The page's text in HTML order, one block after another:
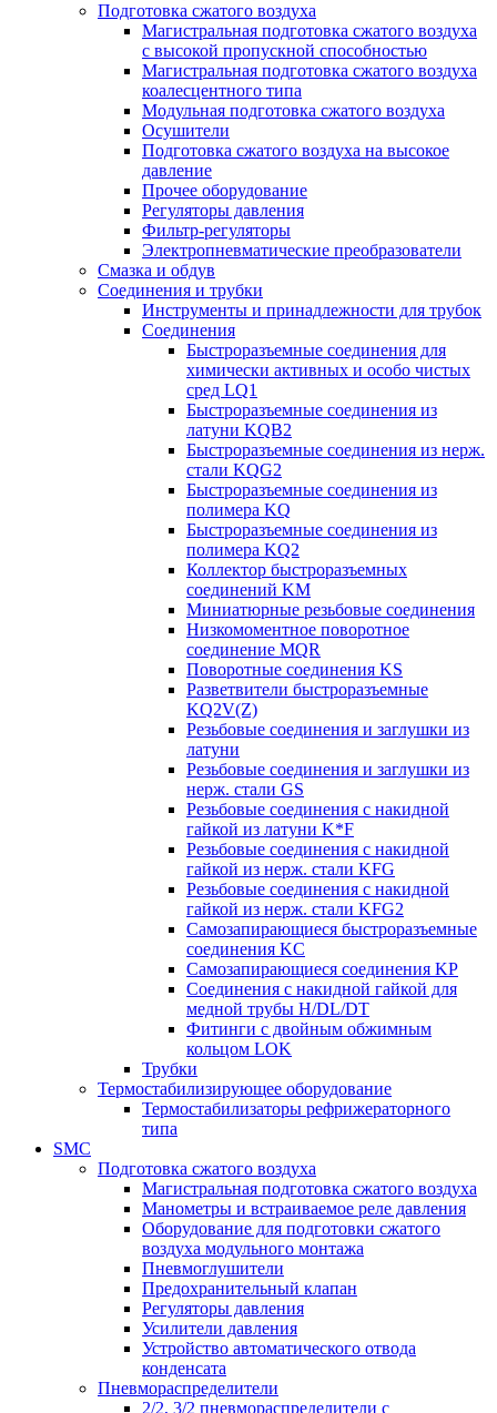
Подготовка сжатого воздуха
Магистральная подготовка сжатого воздуха
c высокой пропускной способностью
Магистральная подготовка сжатого воздуха
коалесцентного типа
Модульная подготовка сжатого воздуха
Осушители
Подготовка сжатого воздуха на высокое
давление
Прочее оборудование
Регуляторы давления
Фильтр-регуляторы
Электропневматические преобразователи
Смазка и обдув
Соединения и трубки
Инструменты и принадлежности для трубок
Соединения
Быстроразъемные соединения для
химически активных и особо чистых
сред LQ1
Быстроразъемные соединения из
латуни KQB2
Быстроразъемные соединения из нерж.
стали KQG2
Быстроразъемные соединения из
полимера KQ
Быстроразъемные соединения из
полимера KQ2
Коллектор быстроразъемных
соединений KM
Миниатюрные резьбовые соединения
Низкомоментное поворотное
соединение MQR
Поворотные соединения KS
Разветвители быстроразъемные
KQ2V(Z)
Резьбовые соединения и заглушки из
латуни
Резьбовые соединения и заглушки из
нерж. стали GS
Резьбовые соединения с накидной
гайкой из латуни K*F
Резьбовые соединения с накидной
гайкой из нерж. стали KFG
Резьбовые соединения с накидной
гайкой из нерж. стали KFG2
Самозапирающиеся быстроразъемные
соединения KC
Самозапирающиеся соединения KP
Соединения с накидной гайкой для
медной трубы H/DL/DT
Фитинги с двойным обжимным
кольцом LOK
Трубки
Термостабилизирующее оборудование
Термостабилизаторы рефрижераторного
типа
SMC
Подготовка сжатого воздуха
Магистральная подготовка сжатого воздуха
Манометры и встраиваемое реле давления
Оборудование для подготовки сжатого
воздуха модульного монтажа
Пневмоглушители
Предохранительный клапан
Регуляторы давления
Усилители давления
Устройство автоматического отвода
конденсата
Пневмораспределители
2/2, 3/2 пневмораспределители с